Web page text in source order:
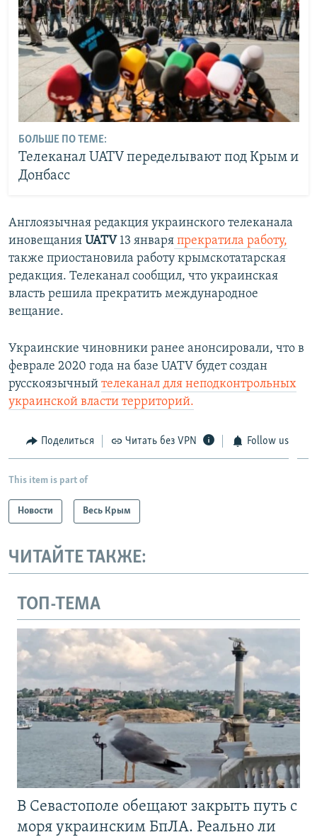
БОЛЬШЕ ПО ТЕМЕ:
Телеканал UATV переделывают под Крым и
Донбасс
Англоязычная редакция украинского телеканала
иновещания UATV13 января прекратила работу,
также приостановила работу крымскотатарская
редакция. Телеканал сообщил, что украинская
власть решила прекратить международное
вещание.
Украинские чиновники ранее анонсировали, что в
феврале 2020 года на базе UATV будет создан
русскоязычный телеканал для неподконтрольных
украинской власти территорий.
Поделиться Читать без VPN Follow us
This item is part of
Новости Весь Крым
ЧИТАЙТЕ ТАКЖЕ:
ТОП-ТЕМА
В Севастополе обещают закрыть путь с
моря украинским БпЛА. Реально ли